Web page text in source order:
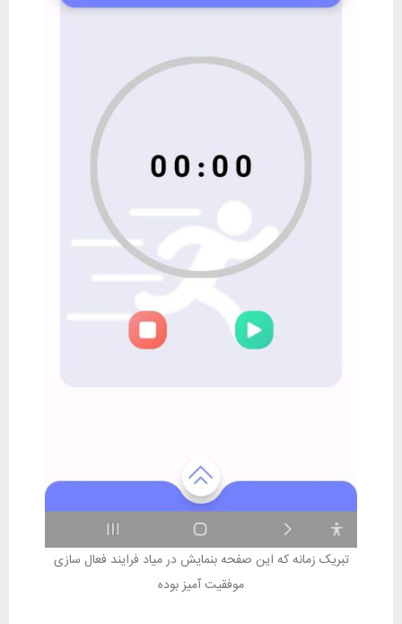
تبریک زمانه که این صفحه بنمایش در میاد فرایند فعال سازی
موفقیت آمیز بوده